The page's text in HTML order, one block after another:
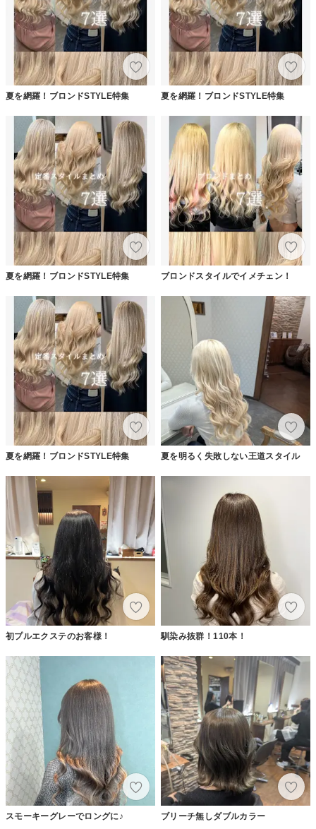
夏を網羅！ブロンドSTYLE特集 夏を網羅！ブロンドSTYLE特集
夏を網羅！ブロンドSTYLE特集 ブロンドスタイルでイメチェン！
夏を網羅！ブロンドSTYLE特集 夏を明るく失敗しない王道スタイル
初プルエクステのお客様！ 馴染み抜群！110本！
スモーキーグレーでロングに♪ ブリーチ無しダブルカラー